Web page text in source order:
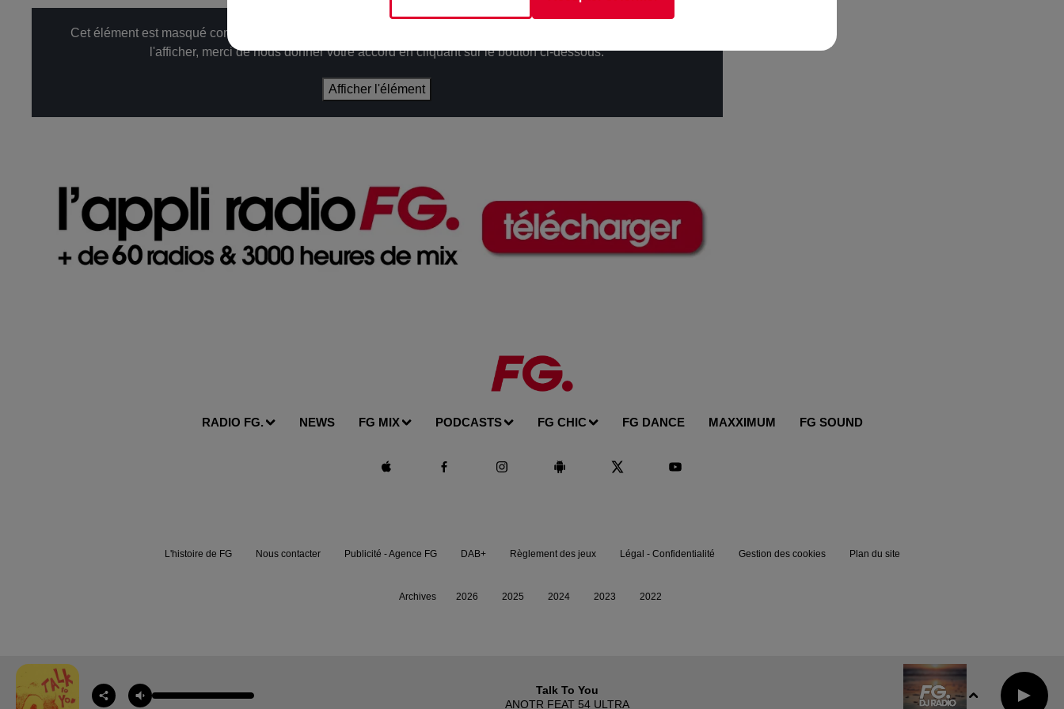
Cet élément est masqué compte-tenu du refus du dépôt de cookies que vous avez exprimé. Si vous souhaitez
l'afficher, merci de nous donner votre accord en cliquant sur le bouton ci-dessous.
Afficher l'élément
RADIO FG. NEWS FG MIX PODCASTS FG CHIC FG DANCE MAXXIMUM FG SOUND
Talk To You
ANOTR FEAT 54 ULTRA
L'histoire de FG Nous contacter Publicité - Agence FG DAB+ Règlement des jeux Légal - Confidentialité Gestion des cookies Plan du site
Archives 2026 2025 2024 2023 2022